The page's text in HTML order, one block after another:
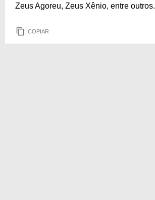
Zeus Agoreu, Zeus Xênio, entre outros.
COPIAR